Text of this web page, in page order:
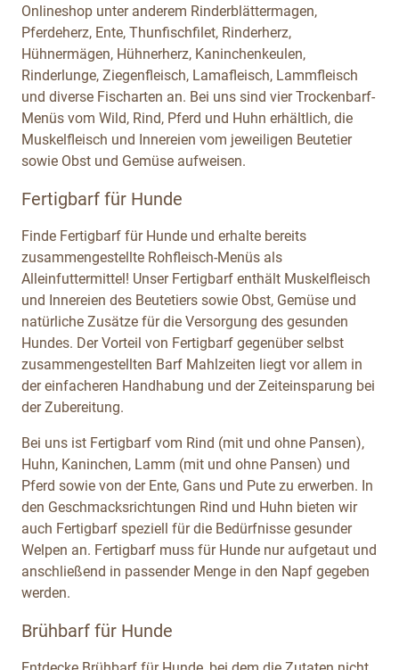
Onlineshop unter anderem Rinderblättermagen,
Pferdeherz, Ente, Thunfischfilet, Rinderherz,
Hühnermägen, Hühnerherz, Kaninchenkeulen,
Rinderlunge, Ziegenfleisch, Lamafleisch, Lammfleisch
und diverse Fischarten an. Bei uns sind vier Trockenbarf-
Menüs vom Wild, Rind, Pferd und Huhn erhältlich, die
Muskelfleisch und Innereien vom jeweiligen Beutetier
sowie Obst und Gemüse aufweisen.
Fertigbarf für Hunde
Finde Fertigbarf für Hunde und erhalte bereits
zusammengestellte Rohfleisch-Menüs als
Alleinfuttermittel! Unser Fertigbarf enthält Muskelfleisch
und Innereien des Beutetiers sowie Obst, Gemüse und
natürliche Zusätze für die Versorgung des gesunden
Hundes. Der Vorteil von Fertigbarf gegenüber selbst
zusammengestellten Barf Mahlzeiten liegt vor allem in
der einfacheren Handhabung und der Zeiteinsparung bei
der Zubereitung.
Bei uns ist Fertigbarf vom Rind (mit und ohne Pansen),
Huhn, Kaninchen, Lamm (mit und ohne Pansen) und
Pferd sowie von der Ente, Gans und Pute zu erwerben. In
den Geschmacksrichtungen Rind und Huhn bieten wir
auch Fertigbarf speziell für die Bedürfnisse gesunder
Welpen an. Fertigbarf muss für Hunde nur aufgetaut und
anschließend in passender Menge in den Napf gegeben
werden.
Brühbarf für Hunde